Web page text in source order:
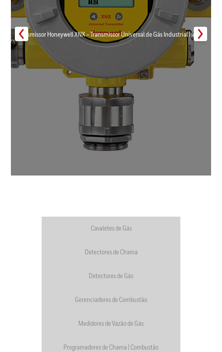
Transmissor Honeywell XNX – Transmissor Universal de Gás Industrial | Inmar
Cavaletes de Gás
Detectores de Chama
Detectores de Gás
Gerenciadores de Combustão
Medidores de Vazão de Gás
Programadores de Chama | Combustão